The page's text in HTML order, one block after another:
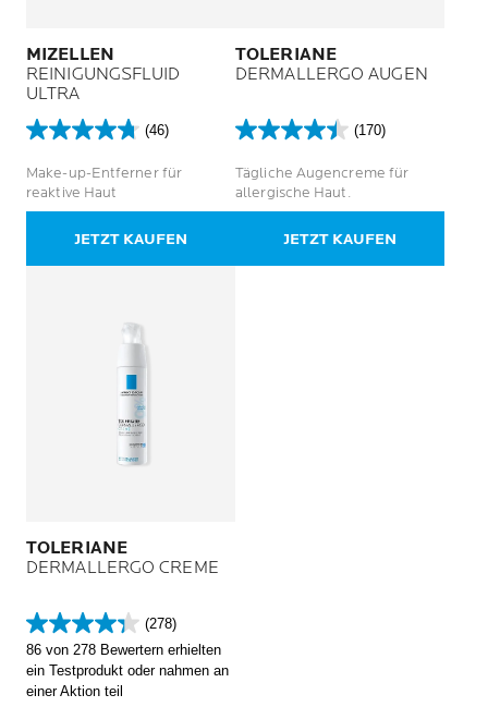
MIZELLEN
REINIGUNGSFLUID
ULTRA
(46)
4.8
5
Sternen.
Bewertungen
Make-up-Entferner für
reaktive Haut
JETZT KAUFEN
TOLERIANE
DERMALLERGO AUGEN
(170)
4.4
5
Sternen.
Bewertungen
Tägliche Augencreme für
allergische Haut.
JETZT KAUFEN
TOLERIANE
DERMALLERGO CREME
(278)
4.3
von
5
Sternen.
86 von 278 Bewertern erhielten
ein Testprodukt oder nahmen an
einer Aktion teil